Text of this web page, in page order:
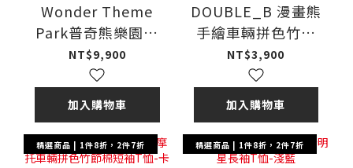
Wonder Theme
Park普奇熊樂園衛
衣-海軍藍
NT$9,900
加入購物車
DOUBLE_B 漫畫熊
手繪車輛拼色竹節
棉短袖T恤-紫色
NT$3,900
加入購物車
精選商品 | 1件8折，2件7折 精選商品 | 1件8折，2件7折